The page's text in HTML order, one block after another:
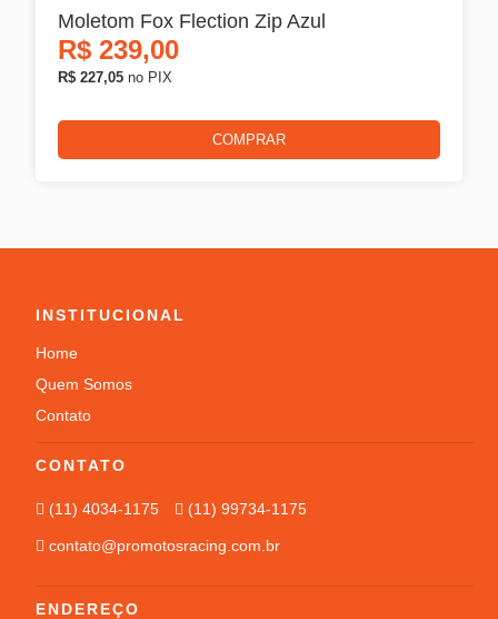
GP Tech
VESTUÁRIOS
Conjunto De Chuva
Colete
ACESSÓRIOS
Tudo em Acessórios
óculos
Moletom Fox Flection Zip Azul
R$ 239,00
R$ 227,05 no PIX
COMPRAR
INSTITUCIONAL
Home
Quem Somos
Contato
CONTATO
(11) 4034-1175 (11) 99734-1175
contato@promotosracing.com.br
ENDEREÇO